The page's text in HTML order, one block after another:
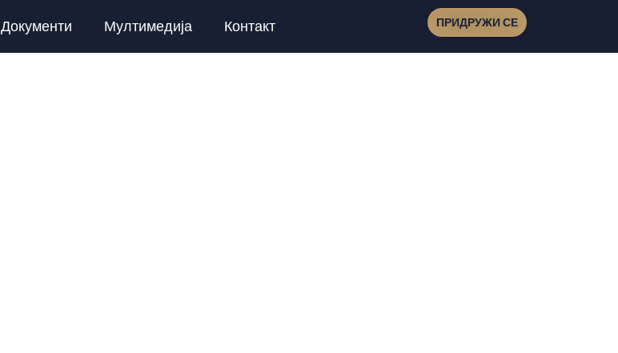
Документи Мултимедија Контакт ПРИДРУЖИ СЕ